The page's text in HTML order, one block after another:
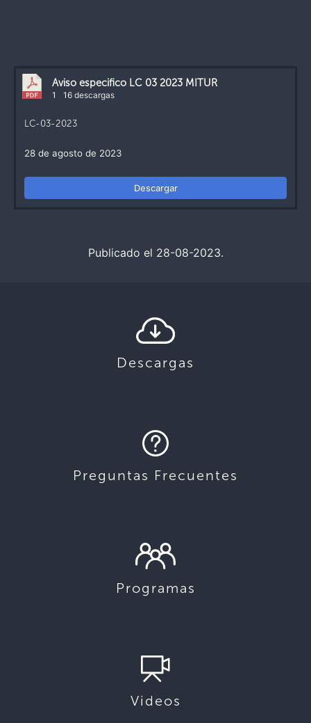
Aviso especifico LC 03 2023 MITUR
1 16 descargas
LC-03-2023
28 de agosto de 2023
Descargar
Publicado el 28-08-2023.
Descargas
Preguntas Frecuentes
Programas
Videos